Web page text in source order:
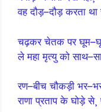
वह दौड़–दौड़ करता
चढ़कर चेतक पर
ले महा मृत्यु को
रण–बीच चौकड़ी
राणा प्रताप के घोड़े